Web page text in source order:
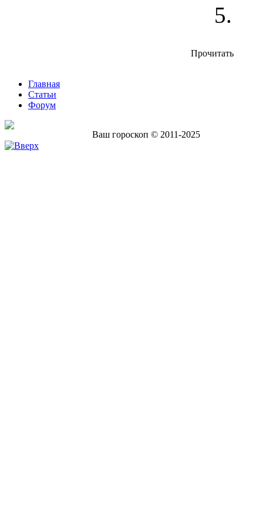
Прочитать
Главная
Статьи
Форум
Ваш гороскоп © 2011-2025